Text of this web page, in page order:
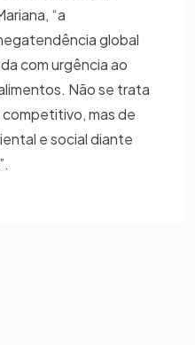
“a
global
com urgência ao
Não se trata
mas de
e social diante